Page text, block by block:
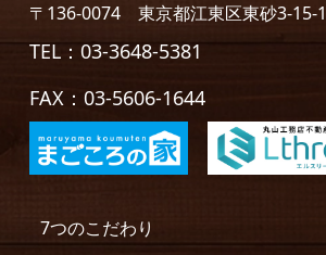
〒136-0074 東京都江東区東砂3-15-
TEL：03-3648-5381
FAX：03-5606-1644
7つのこだわり